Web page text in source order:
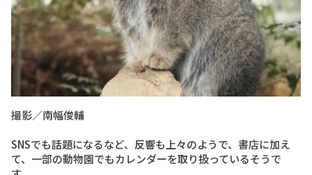
撮影／南幅俊輔
SNSでも話題になるなど、反響も上々のようで、書店に加え
て、一部の動物園でもカレンダーを取り扱っているそうで